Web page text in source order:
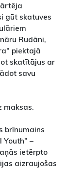
gūt skatuves
Rudāni,
piektajā
skatītājus ar
savu
maksas.
brīnumains
Youth" –
ietērpto
aizraujošas